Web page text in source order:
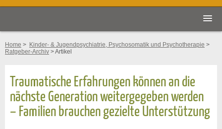
Home > Kinder- & Jugendpsychiatrie, Psychosomatik und Psychotherapie >
Ratgeber-Archiv > Artikel
Traumatische Erfahrungen können an die
nächste Generation weitergegeben werden
– Familien brauchen gezielte Unterstützung